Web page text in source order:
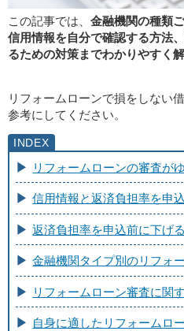
この記事では、 金融機関の種類
信用情報を自分で確認する方法
るための対策までわかりやすく
リフォームローンで損をしない
参考にしてください。
リフォームローンの審査が
信用情報と返済負担率を申
返済負担率を申込前に下げ
金融機関タイプ別のリフォ
リフォームローン審査に関
自身に適したリフォームロ